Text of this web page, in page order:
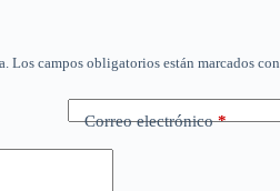
Los campos obligatorios están marcados con
Correo electrónico*